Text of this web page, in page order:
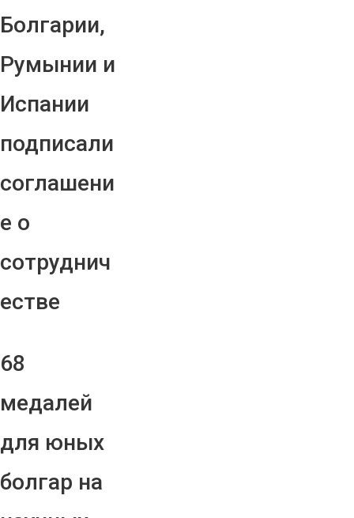
Болгарии,
Румынии и
Испании
подписали
соглашени
е о
сотруднич
естве
68
медалей
для юных
болгар на